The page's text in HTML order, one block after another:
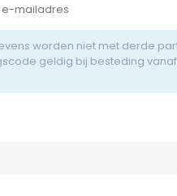
worden niet met derde
geldig bij besteding